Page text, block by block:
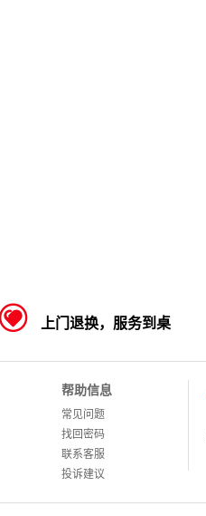
 上门退换，服务到桌
帮助信息
常见问题
找回密码
联系客服
投诉建议